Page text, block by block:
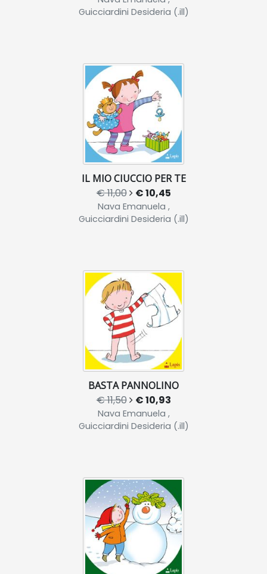
Guicciardini Desideria (.ill)
IL MIO CIUCCIO PER TE
€ 11,00 € 10,45
Nava Emanuela ,
Guicciardini Desideria (.ill)
BASTA PANNOLINO
€ 11,50 € 10,93
Nava Emanuela ,
Guicciardini Desideria (.ill)